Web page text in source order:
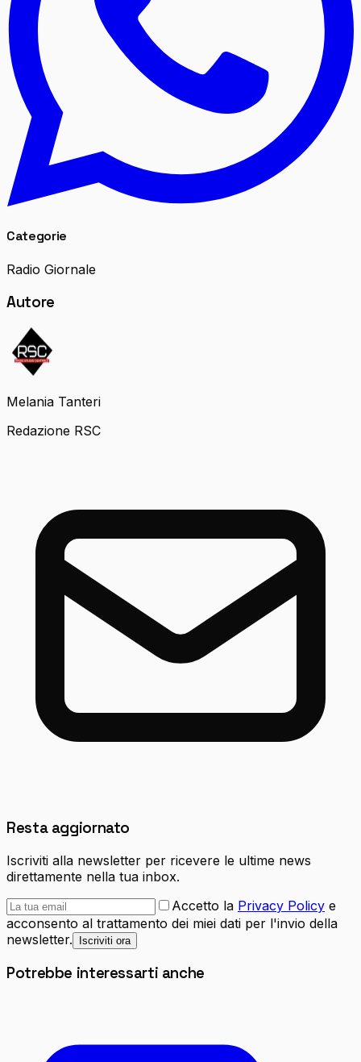
Categorie
Radio Giornale
Autore
Melania Tanteri
Redazione RSC
Resta aggiornato
Iscriviti alla newsletter per ricevere le ultime news
direttamente nella tua inbox.
Accetto la Privacy Policy e
acconsento al trattamento dei miei dati per l'invio della
newsletter.
Iscriviti ora
Potrebbe interessarti anche